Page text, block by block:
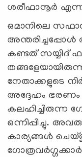
ശരീഫാനൂർ
ഒമാനിലെ
കണ്ടത് സയ്യിദ്
നേതാക്കളുടെ
അദ്ദേഹം
കലഹിച്ചിരുന്ന
ഒന്നിപ്പിച്ചു.
കാര്യങ്ങൾ